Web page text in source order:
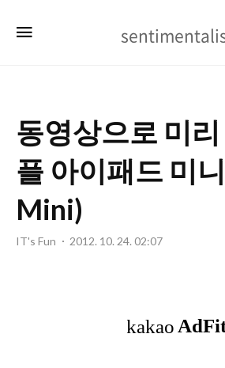
동영상으로 미
플 아이패드 미
Mini)
IT's Fun 2012. 10. 24. 02:07